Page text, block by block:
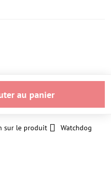
au panier
sur le produit
Watchdog